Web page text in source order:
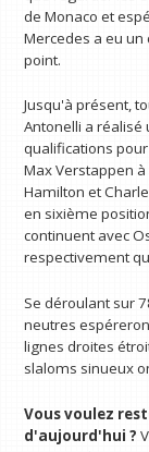
de Monaco et
Mercedes a eu un
point.
Jusqu'à présent,
Antonelli a
qualifications
Max Verstappen
Hamilton et
en sixième
continuent avec
respectivement
Se déroulant sur
neutres
lignes droites
slaloms sinueux
Vous voulez
d'aujourd'hui ?